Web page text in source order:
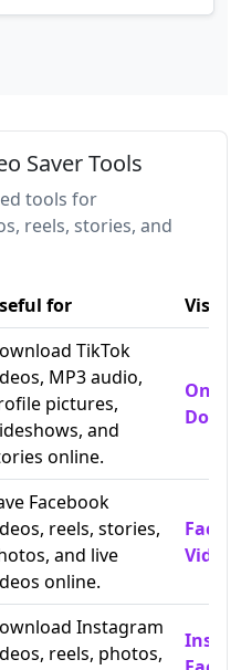
Saver Tools
tools for
reels, stories, and
for Visit
TikTok
MP3 audio,
pictures,
and
online.
Facebook
reels, stories,
and live
online.
Video
Instagram
reels, photos,